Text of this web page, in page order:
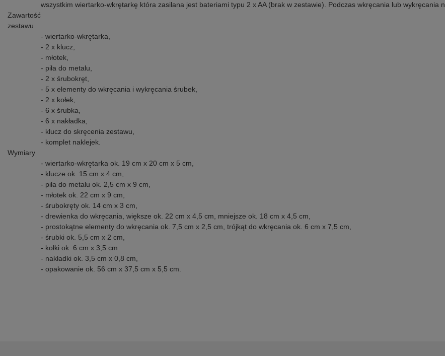
wszystkim wiertarko-wkrętarkę która zasilana jest bateriami typu 2 x AA (brak w zestawie). Podczas wkręcania lub wykręcania
Zawartość
zestawu
- wiertarko-wkrętarka,
- 2 x klucz,
- młotek,
- piła do metalu,
- 2 x śrubokręt,
- 5 x elementy do wkręcania i wykręcania śrubek,
- 2 x kołek,
- 6 x śrubka,
- 6 x nakładka,
- klucz do skręcenia zestawu,
- komplet naklejek.
Wymiary
- wiertarko-wkrętarka ok. 19 cm x 20 cm x 5 cm,
- klucze ok. 15 cm x 4 cm,
- piła do metalu ok. 2,5 cm x 9 cm,
- młotek ok. 22 cm x 9 cm,
- śrubokręty ok. 14 cm x 3 cm,
- drewienka do wkręcania, większe ok. 22 cm x 4,5 cm, mniejsze ok. 18 cm x 4,5 cm,
- prostokątne elementy do wkręcania ok. 7,5 cm x 2,5 cm, trójkąt do wkręcania ok. 6 cm x 7,5 cm,
- śrubki ok. 5,5 cm x 2 cm,
- kołki ok. 6 cm x 3,5 cm
- nakładki ok. 3,5 cm x 0,8 cm,
- opakowanie ok. 56 cm x 37,5 cm x 5,5 cm.